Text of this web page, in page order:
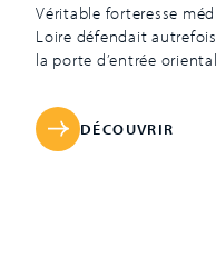
Véritable forteresse
Loire défendait
la porte d’entrée
historique en 1928, le
allure grâce à ses larges
donjon massif et ses
DÉCOUVRIR